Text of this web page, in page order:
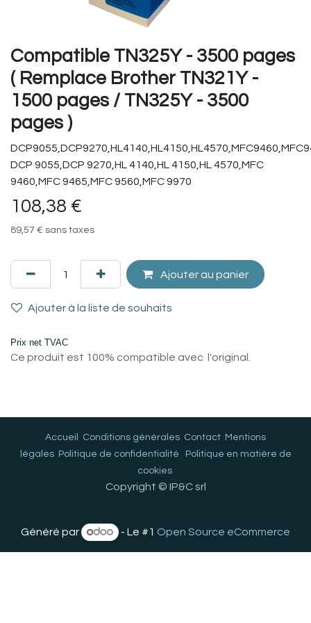
Compatible TN325Y - 3500 pages
( Remplace Brother TN321Y -
1500 pages / TN325Y - 3500
pages )
DCP 9055,DCP 9270,HL 4140,HL 4150,HL 4570,MFC
9460,MFC 9465,MFC 9560,MFC 9970
108,38 €
89,57 € sans taxes
Ajouter au panier
Ajouter à la liste de souhaits
Prix net TVAC
Ce produit est 100% compatible avec l'original.
Accueil Conditions générales Contact Mentions
légales Politique de confidentialité
Politique en matière de
cookies
Copyright © IP&C srl
Généré par - Le #1 Open Source eCommerce